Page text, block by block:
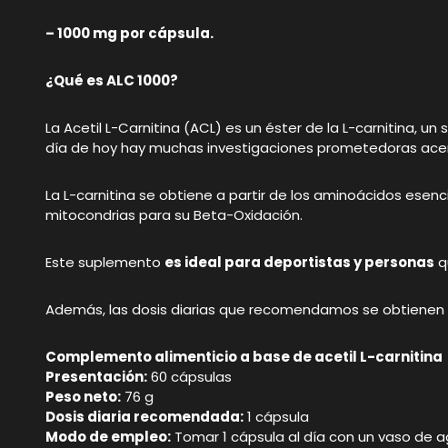
– 1000 mg por cápsula.
¿Qué es ALC 1000?
La Acetil L-Carnitina (ACL) es un éster de la L-carnitina,
día de hoy hay muchas investigaciones prometedoras
La L-carnitina se obtiene a partir de los aminoácidos
mitocondrias para su Beta-Oxidación.
Este suplemento es ideal para deportistas y personas
Además, las dosis diarias que recomendamos se
Complemento alimenticio a base de acetil L-carnitina
Presentación:60 cápsulas
Peso neto: 76 g
Dosis diaria recomendada:1 cápsula
Modo de empleo: Tomar 1 cápsula al día con un vaso de